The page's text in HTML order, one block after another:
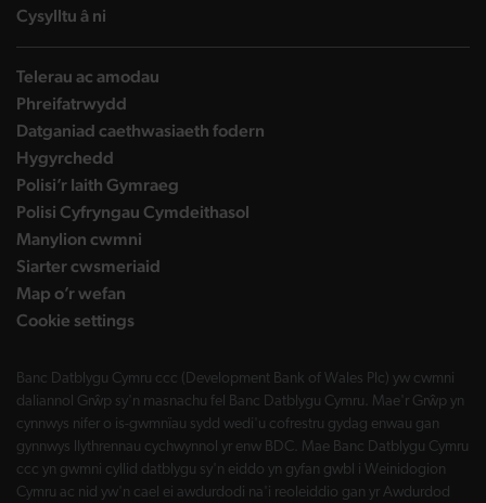
Cysylltu â ni
Telerau ac amodau
Phreifatrwydd
Datganiad caethwasiaeth fodern
Hygyrchedd
Polisi’r Iaith Gymraeg
Polisi Cyfryngau Cymdeithasol
Manylion cwmni
Siarter cwsmeriaid
Map o’r wefan
Cookie settings
Banc Datblygu Cymru ccc (Development Bank of Wales Plc) yw cwmni
daliannol Grŵp sy'n masnachu fel Banc Datblygu Cymru. Mae'r Grŵp yn
cynnwys nifer o is-gwmnïau sydd wedi'u cofrestru gydag enwau gan
gynnwys llythrennau cychwynnol yr enw BDC. Mae Banc Datblygu Cymru
ccc yn gwmni cyllid datblygu sy'n eiddo yn gyfan gwbl i Weinidogion
Cymru ac nid yw'n cael ei awdurdodi na'i reoleiddio gan yr Awdurdod